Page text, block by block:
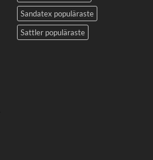
Sandatex populäraste
Sattler populäraste